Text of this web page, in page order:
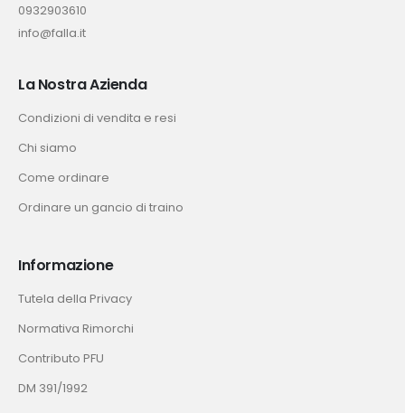
0932903610
info@falla.it
La Nostra Azienda
Condizioni di vendita e resi
Chi siamo
Come ordinare
Ordinare un gancio di traino
Informazione
Tutela della Privacy
Normativa Rimorchi
Contributo PFU
DM 391/1992